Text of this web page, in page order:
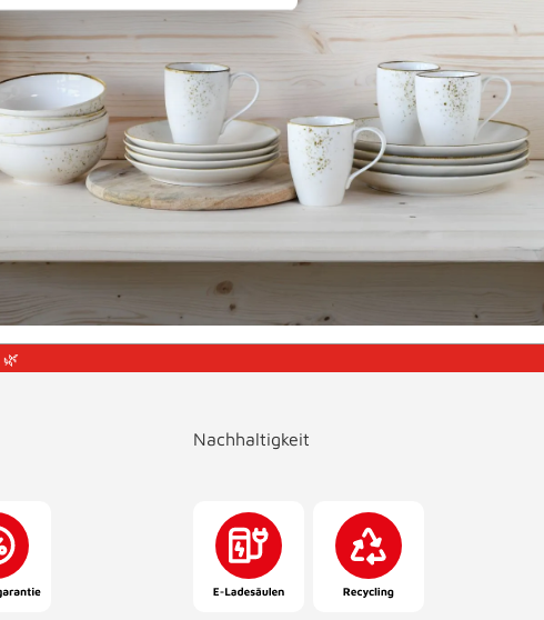
🌿
Nachhaltigkeit